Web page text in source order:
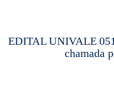
EDITAL UNIVALE
chamada